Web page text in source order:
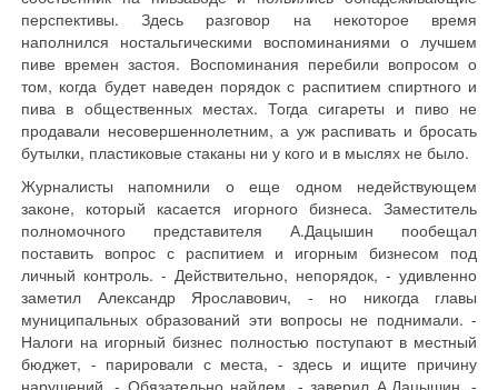
перспективы. Здесь разговор на некоторое время
наполнился ностальгическими воспоминаниями о лучшем
пиве времен застоя. Воспоминания перебили вопросом о
том, когда будет наведен порядок с распитием спиртного и
пива в общественных местах. Тогда сигареты и пиво не
продавали несовершеннолетним, а уж распивать и бросать
бутылки, пластиковые стаканы ни у кого и в мыслях не было.
Журналисты напомнили о еще одном недействующем
законе, который касается игорного бизнеса. Заместитель
полномочного представителя А.Дацышин пообещал
поставить вопрос с распитием и игорным бизнесом под
личный контроль. - Действительно, непорядок, - удивленно
заметил Александр Ярославович, - но никогда главы
муниципальных образований эти вопросы не поднимали. -
Налоги на игорный бизнес полностью поступают в местный
бюджет, - парировали с места, - здесь и ищите причину
нарушений. - Обязательно найдем, - заверил А.Дацышин, -